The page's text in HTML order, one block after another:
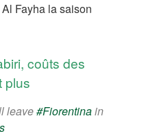
Fayha la saison
coûts des
plus
leave#Fiorentinain